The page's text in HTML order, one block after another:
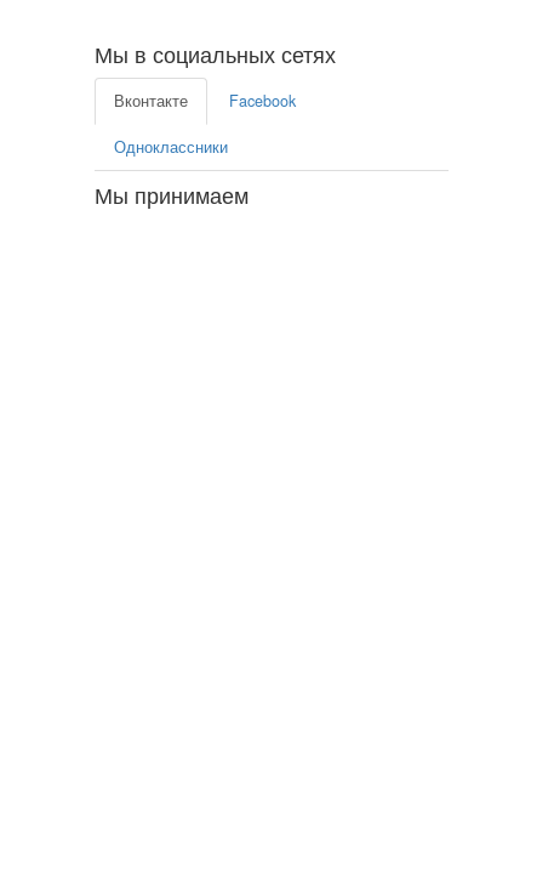
Мы в социальных сетях
Вконтакте Facebook
Одноклассники
Мы принимаем